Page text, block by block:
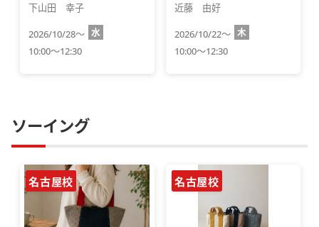
下山田　幸子
2026/10/28～ 水
10:00～12:30
近藤　由好
2026/10/22～ 木
10:00～12:30
ソーイング
名古屋校 名古屋校